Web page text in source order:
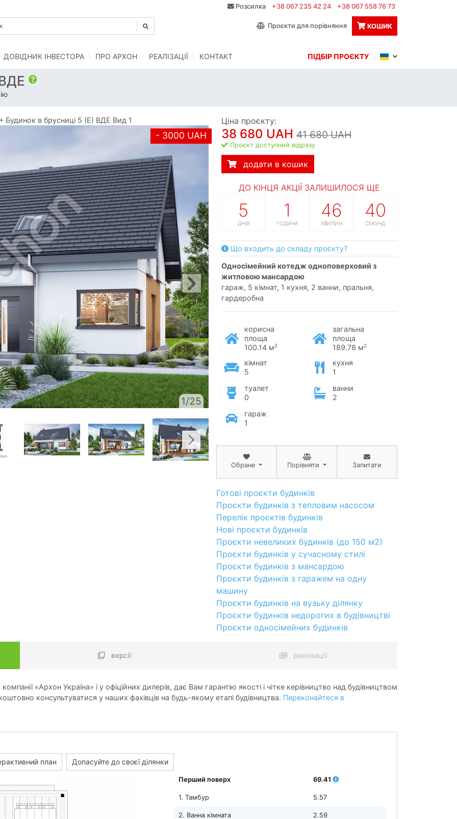
Розсилка +38 067 235 42 24 +38 067 558 76 73
Проєкти для порівняння КОШИК
ДОВІДНИК ІНВЕСТОРА ПРО АРХОН РЕАЛІЗАЦІЇ КОНТАКТ ПІДБІР ПРОЄКТУ
Будинок в брусниці 5 (Е) ВДЕ Вид 1
- 3000 UAH
1/25
Ціна проєкту:
38 680 UAH 41 680 UAH
Проєкт доступний відразу
додати в кошик
ДО КІНЦЯ АКЦІЇ ЗАЛИШИЛОСЯ ЩЕ
5
ДНІВ
1
ГОДИНА
46
ХВИЛИН
39
СЕКУНД
Що входить до складу проєкту?
односімейний котедж одноповерховий з
житловою мансардою
гараж, 5 кімнат, 1 кухня, 2 ванни, пральня,
гардеробна
корисна
площа
100.14 м2
загальна
площа
189.78 м2
кімнат
5
кухня
1
туалет
0
ванни
2
гараж
1
Обране Порівняти Запитати
Готові проєкти будинків
Проєкти будинків з тепловим насосом
Перелік проєктів будинків
Нові проєкти будинків
Проєкти невеликих будинків (до 150 м2)
Проєкти будинків у сучасному стилі
Проєкти будинків з мансардою
Проєкти будинків з гаражем на одну
машину
Проєкти будинків на вузьку ділянку
Проєкти будинків недорогих в будівництві
Проєкти односімейних будинків
версії реалізації
«Архон Україна» і у офіційних дилерів, дає Вам гарантію якості і чітке керівництво над будівництвом
консультуватися у наших фахівців на будь-якому етапі будівництва. Переконайтеся в
план Допасуйте до своєї ділянки
Перший поверх 69.41
1. Тамбур 5.57
2. Ванна кімната 2.59